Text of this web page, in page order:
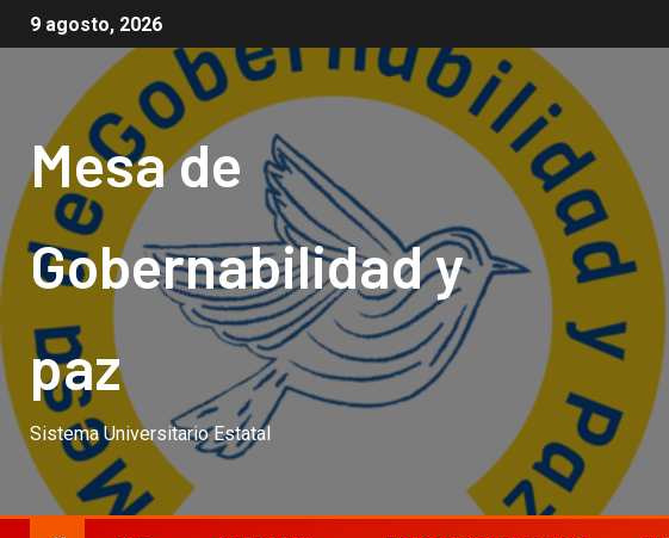
9 agosto, 2026
Mesa de
Gobernabilidad y
paz
Sistema Universitario Estatal